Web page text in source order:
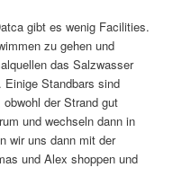
gibt es wenig Facilities.
zu gehen und
das Salzwasser
Standbars sind
der Strand gut
und wechseln dann in
wir uns dann mit der
und Alex shoppen und